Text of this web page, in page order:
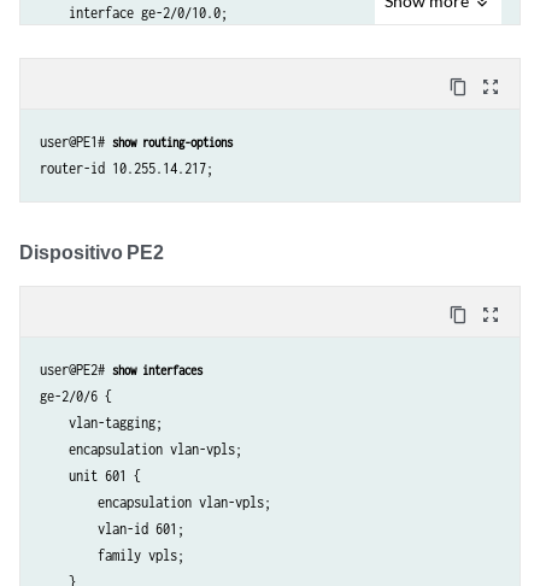
lo0 {
        family iso {
            address 49.0001.0102.5501.4217.00;
        }
    interface ge-2/0/10.0;
    neighbor 10.255.14.225 {
        interface ge-2/0/5.601 {
            virtual-circuit-id 601;
            backup-neighbor 10.255.14.216 {
content_copy zoom_out_map
user@PE1# show routing-options
Dispositivo PE2
content_copy zoom_out_map
user@PE2# show interfaces
ge-2/0/6 {
    vlan-tagging;
    encapsulation vlan-vpls;
    unit 601 {
        encapsulation vlan-vpls;
        vlan-id 601;
        family vpls;
    }